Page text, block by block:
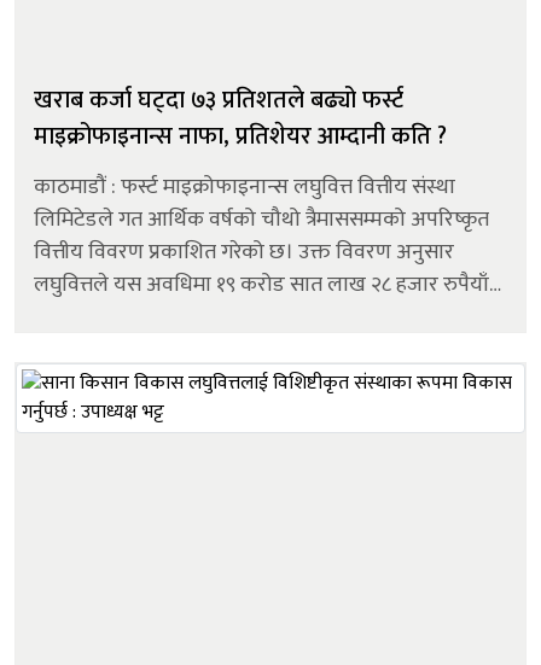
खराब कर्जा घट्दा ७३ प्रतिशतले बढ्यो फर्स्ट
माइक्रोफाइनान्स नाफा, प्रतिशेयर आम्दानी कति ?
काठमाडौं : फर्स्ट माइक्रोफाइनान्स लघुवित्त वित्तीय संस्था
लिमिटेडले गत आर्थिक वर्षको चौथो त्रैमाससम्मको अपरिष्कृत
वित्तीय विवरण प्रकाशित गरेको छ। उक्त विवरण अनुसार
लघुवित्तले यस अवधिमा १९ करोड सात लाख २८ हजार रुपैयाँ